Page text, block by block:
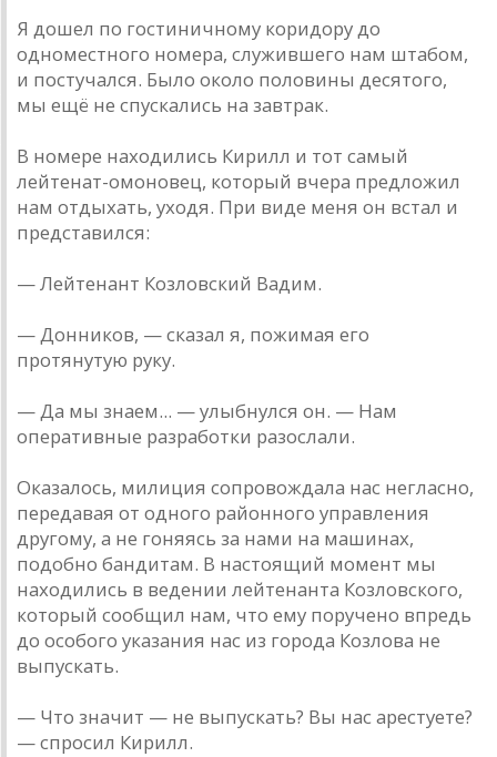
Я дошел по гостиничному коридору до
одноместного номера, служившего нам штабом,
и постучался. Было около половины десятого,
мы ещё не спускались на завтрак.
В номере находились Кирилл и тот самый
лейтенат-омоновец, который вчера предложил
нам отдыхать, уходя. При виде меня он встал и
представился:
— Лейтенант Козловский Вадим.
— Донников, — сказал я, пожимая его
протянутую руку.
— Да мы знаем... — улыбнулся он. — Нам
оперативные разработки разослали.
Оказалось, милиция сопровождала нас негласно,
передавая от одного районного управления
другому, а не гоняясь за нами на машинах,
подобно бандитам. В настоящий момент мы
находились в ведении лейтенанта Козловского,
который сообщил нам, что ему поручено впредь
до особого указания нас из города Козлова не
выпускать.
— Что значит — не выпускать? Вы нас арестуете?
— спросил Кирилл.